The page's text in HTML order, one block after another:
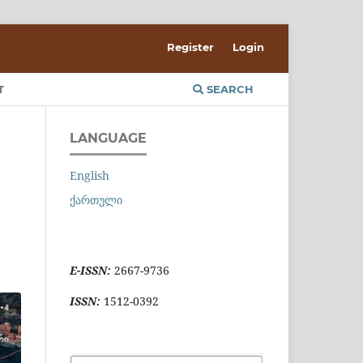
SEARCH
Register Login
LANGUAGE
English
ქართული
E-ISSN: 2667-9736
ISSN: 1512-0392